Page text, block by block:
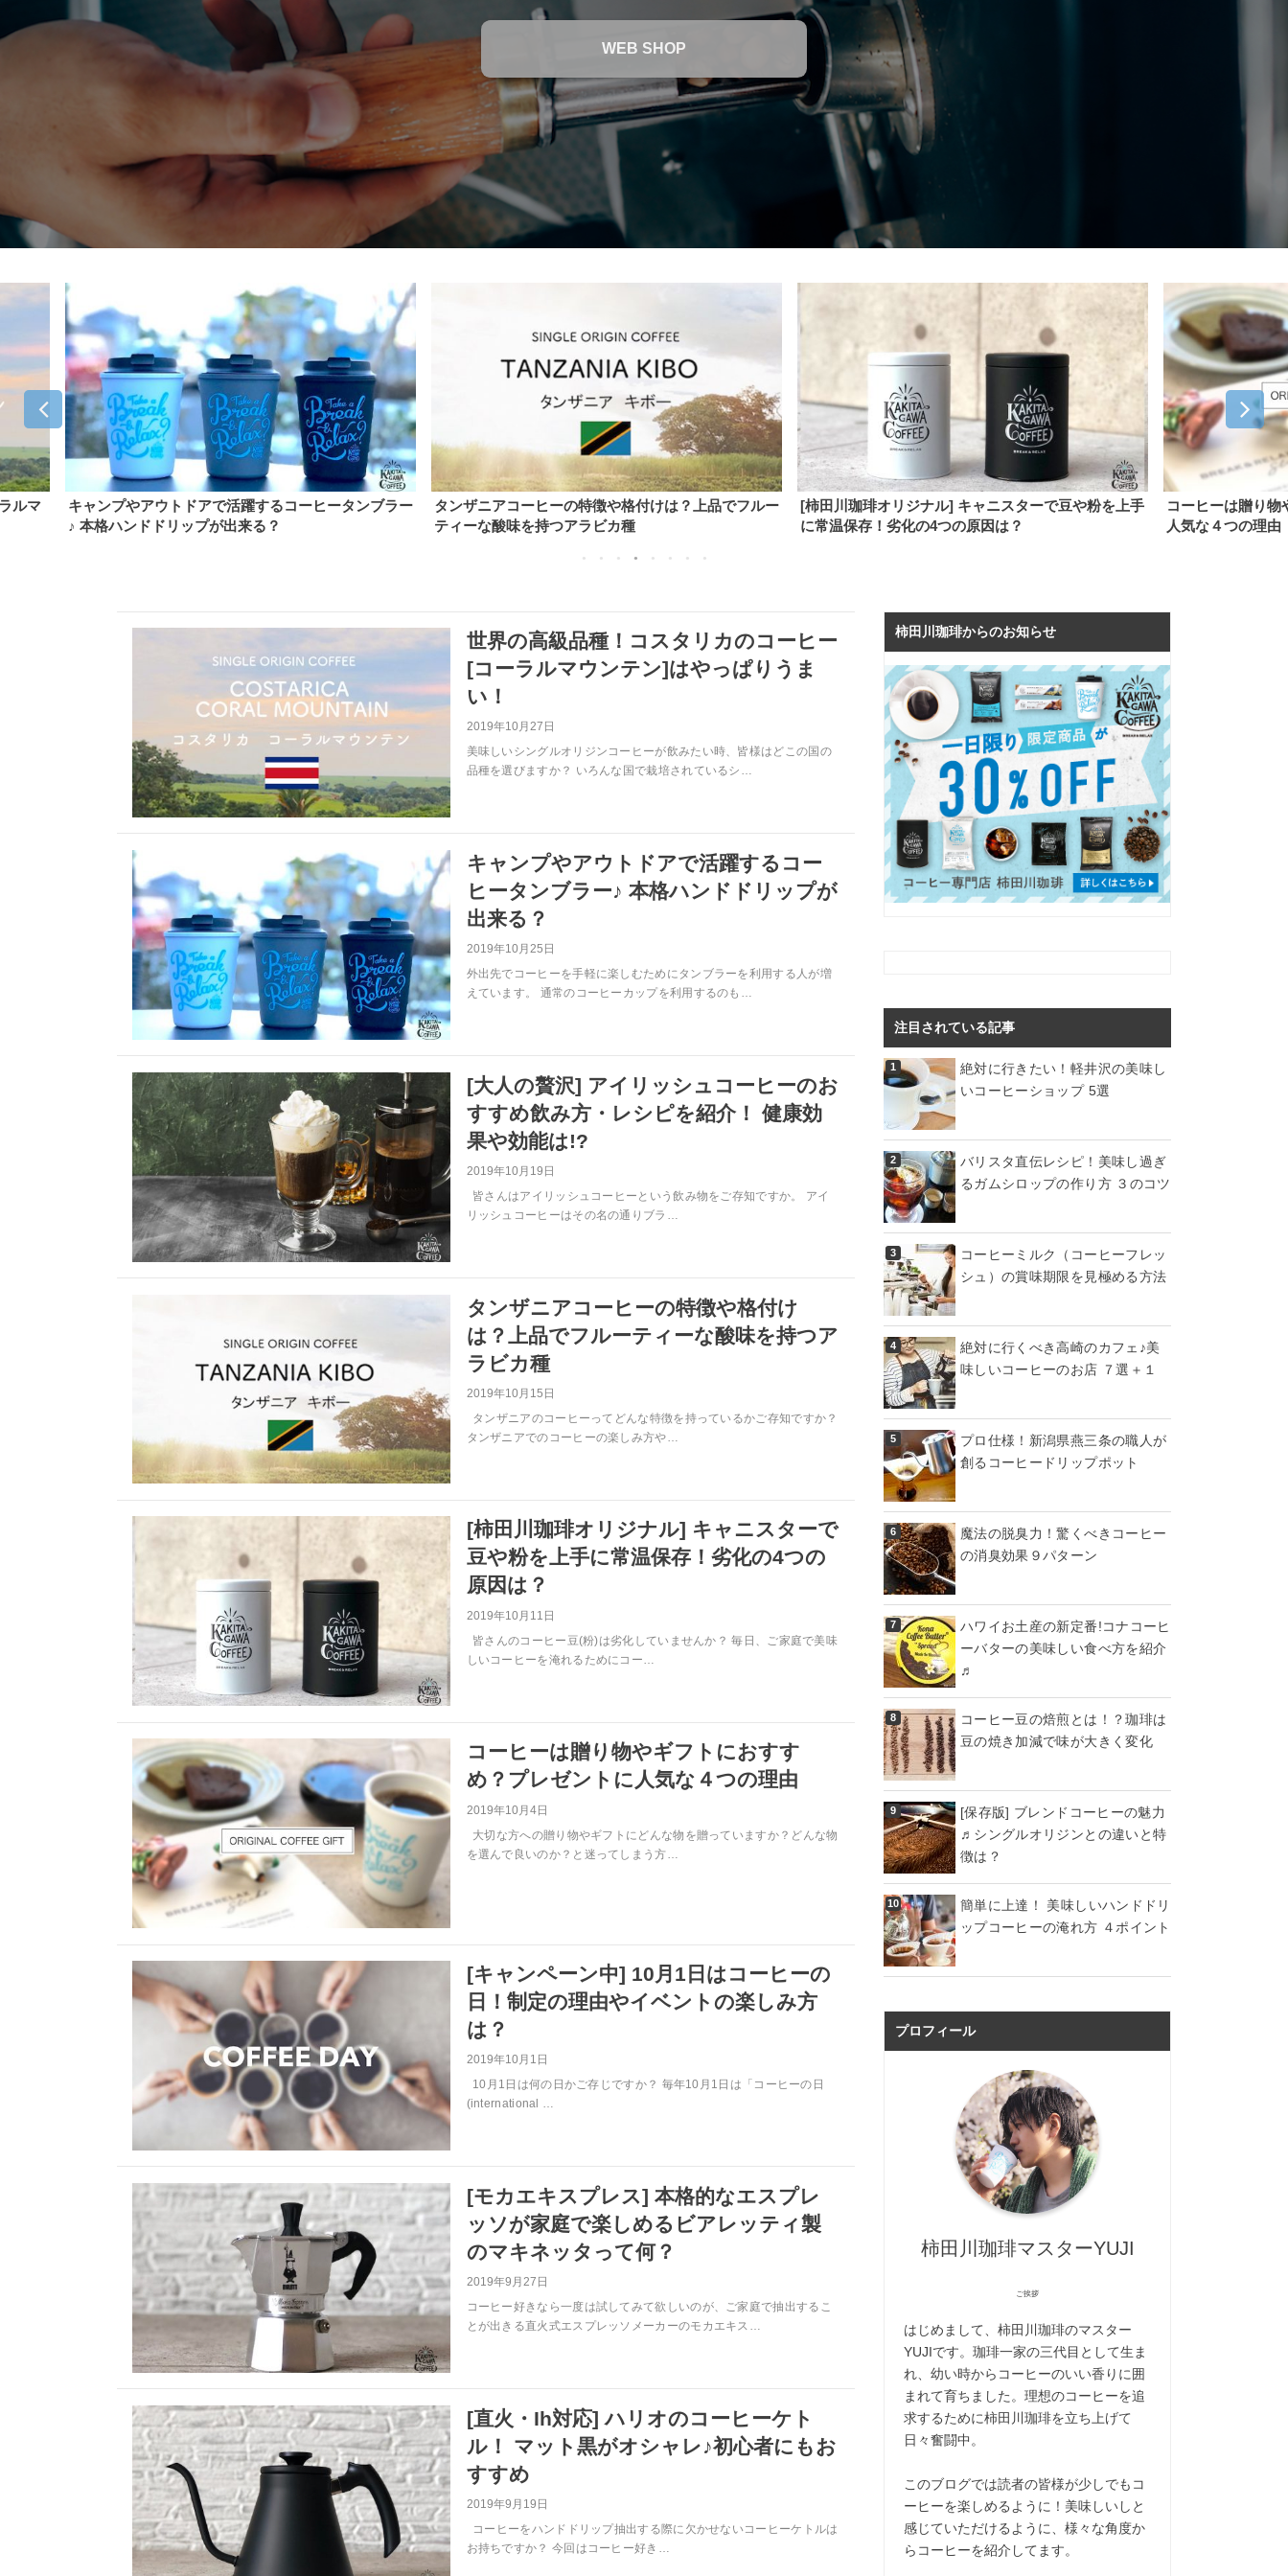
WEB SHOP
タンブラー
タンザニアコーヒーの特徴や格付けは？上品でフルー
ティーな酸味を持つアラビカ種
[柿田川珈琲オリジナル] キャニスターで豆や粉を上手
に常温保存！劣化の4つの原因は？
コーヒーは贈り物やギフトにおすすめ？プレゼントに
人気な４つの理由
【カサブラ
は？果実系
世界の高級品種！コスタリカのコーヒー
[コーラルマウンテン]はやっぱりうま
い！
2019年10月27日
美味しいシングルオリジンコーヒーが飲みたい時、皆様はどこの国の
品種を選びますか？ いろんな国で栽培されているシ…
キャンプやアウトドアで活躍するコー
ヒータンブラー♪ 本格ハンドドリップが
出来る？
2019年10月25日
外出先でコーヒーを手軽に楽しむためにタンブラーを利用する人が増
えています。 通常のコーヒーカップを利用するのも…
[大人の贅沢] アイリッシュコーヒーのお
すすめ飲み方・レシピを紹介！ 健康効
果や効能は!?
2019年10月19日
皆さんはアイリッシュコーヒーという飲み物をご存知ですか。 アイ
リッシュコーヒーはその名の通りブラ…
タンザニアコーヒーの特徴や格付け
は？上品でフルーティーな酸味を持つア
ラビカ種
2019年10月15日
タンザニアのコーヒーってどんな特徴を持っているかご存知ですか？
タンザニアでのコーヒーの楽しみ方や…
[柿田川珈琲オリジナル] キャニスターで
豆や粉を上手に常温保存！劣化の4つの
原因は？
2019年10月11日
皆さんのコーヒー豆(粉)は劣化していませんか？ 毎日、ご家庭で美味
しいコーヒーを淹れるためにコー…
コーヒーは贈り物やギフトにおすす
め？プレゼントに人気な４つの理由
2019年10月4日
大切な方への贈り物やギフトにどんな物を贈っていますか？どんな物
を選んで良いのか？と迷ってしまう方…
[キャンペーン中] 10月1日はコーヒーの
日！制定の理由やイベントの楽しみ方
は？
2019年10月1日
10月1日は何の日かご存じですか？ 毎年10月1日は「コーヒーの日
(international …
[モカエキスプレス] 本格的なエスプレ
ッソが家庭で楽しめるビアレッティ製
のマキネッタって何？
2019年9月27日
コーヒー好きなら一度は試してみて欲しいのが、ご家庭で抽出するこ
とが出きる直火式エスプレッソメーカーのモカエキス…
[直火・Ih対応] ハリオのコーヒーケト
ル！ マット黒がオシャレ♪初心者にもお
すすめ
2019年9月19日
コーヒーをハンドドリップ抽出する際に欠かせないコーヒーケトルは
お持ちですか？ 今回はコーヒー好き…
柿田川珈琲からのお知らせ
注目されている記事
絶対に行きたい！軽井沢の美味し
いコーヒーショップ 5選
バリスタ直伝レシピ！美味し過ぎ
るガムシロップの作り方 ３のコツ
コーヒーミルク（コーヒーフレッ
シュ）の賞味期限を見極める方法
絶対に行くべき高崎のカフェ♪美
味しいコーヒーのお店 ７選＋１
プロ仕様！新潟県燕三条の職人が
創るコーヒードリップポット
魔法の脱臭力！驚くべきコーヒー
の消臭効果９パターン
ハワイお土産の新定番!コナコーヒ
ーバターの美味しい食べ方を紹介
♬
コーヒー豆の焙煎とは！？珈琲は
豆の焼き加減で味が大きく変化
[保存版] ブレンドコーヒーの魅力
♬シングルオリジンとの違いと特
徴は？
簡単に上達！ 美味しいハンドドリ
ップコーヒーの淹れ方 ４ポイント
プロフィール
柿田川珈琲マスターYUJI
ご挨拶
はじめまして、柿田川珈琲のマスター
YUJIです。珈琲一家の三代目として生ま
れ、幼い時からコーヒーのいい香りに囲
まれて育ちました。理想のコーヒーを追
求するために柿田川珈琲を立ち上げて
日々奮闘中。
このブログでは読者の皆様が少しでもコ
ーヒーを楽しめるように！美味しいしと
感じていただけるように、様々な角度か
らコーヒーを紹介してます。